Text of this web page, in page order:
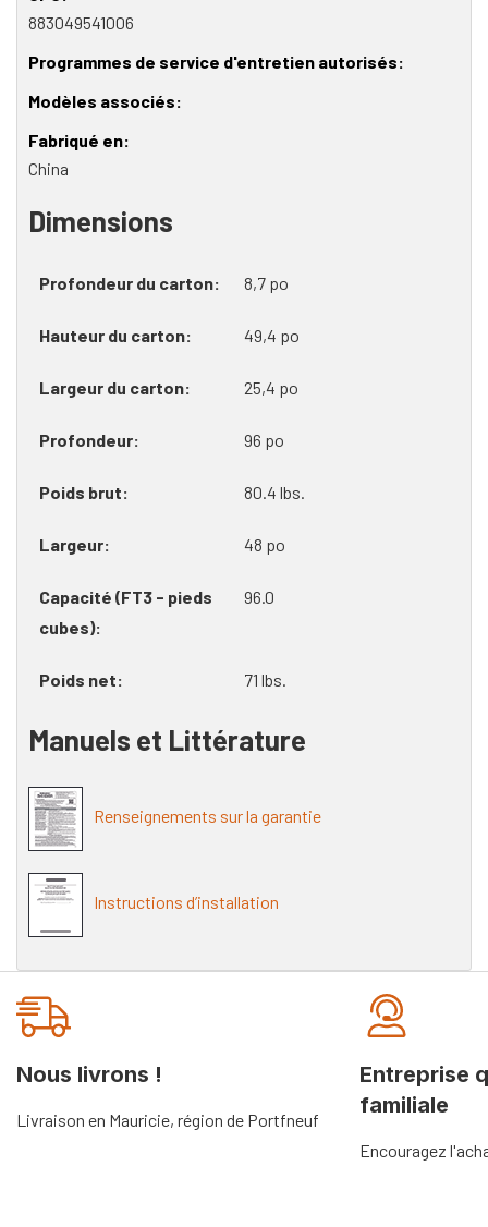
883049541006
Programmes de service d'entretien autorisés
Modèles associés
Fabriqué en
China
Dimensions
Profondeur du carton 8,7 po
Hauteur du carton 49,4 po
Largeur du carton 25,4 po
Profondeur 96 po
Poids brut 80.4 lbs.
Largeur 48 po
Capacité (FT3 - pieds
cubes)
96.0
Poids net 71 lbs.
Manuels et Littérature
Renseignements sur la garantie
Instructions d’installation
Onglet
personnalisé
Nous livrons !
Livraison en Mauricie, région de Portfneuf
Entreprise
familiale
Encouragez